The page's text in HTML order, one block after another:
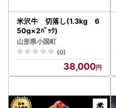
米沢牛 切落し(1.3kg 6
50g×2ﾊﾟｯｸ)
山形県小国町
(0)
38,000